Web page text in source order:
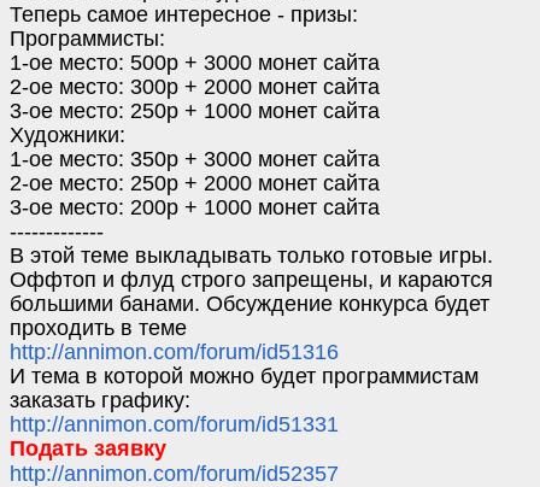
Теперь самое интересное - призы:
Программисты:
1-oe место: 500р + 3000 монет сайта
2-ое место: 300р + 2000 монет сайта
3-oe место: 250р + 1000 монет сайта
Художники:
1-oe место: 350р + 3000 монет сайта
2-ое место: 250р + 2000 монет сайта
3-oe место: 200р + 1000 монет сайта
-------------
В этой теме выкладывать только готовые игры.
Оффтоп и флуд строго запрещены, и караются
большими банами. Обсуждение конкурса будет
проходить в теме
http://annimon.com/forum/id51316
И тема в которой можно будет программистам
заказать графику:
http://annimon.com/forum/id51331
Подать заявку
http://annimon.com/forum/id52357